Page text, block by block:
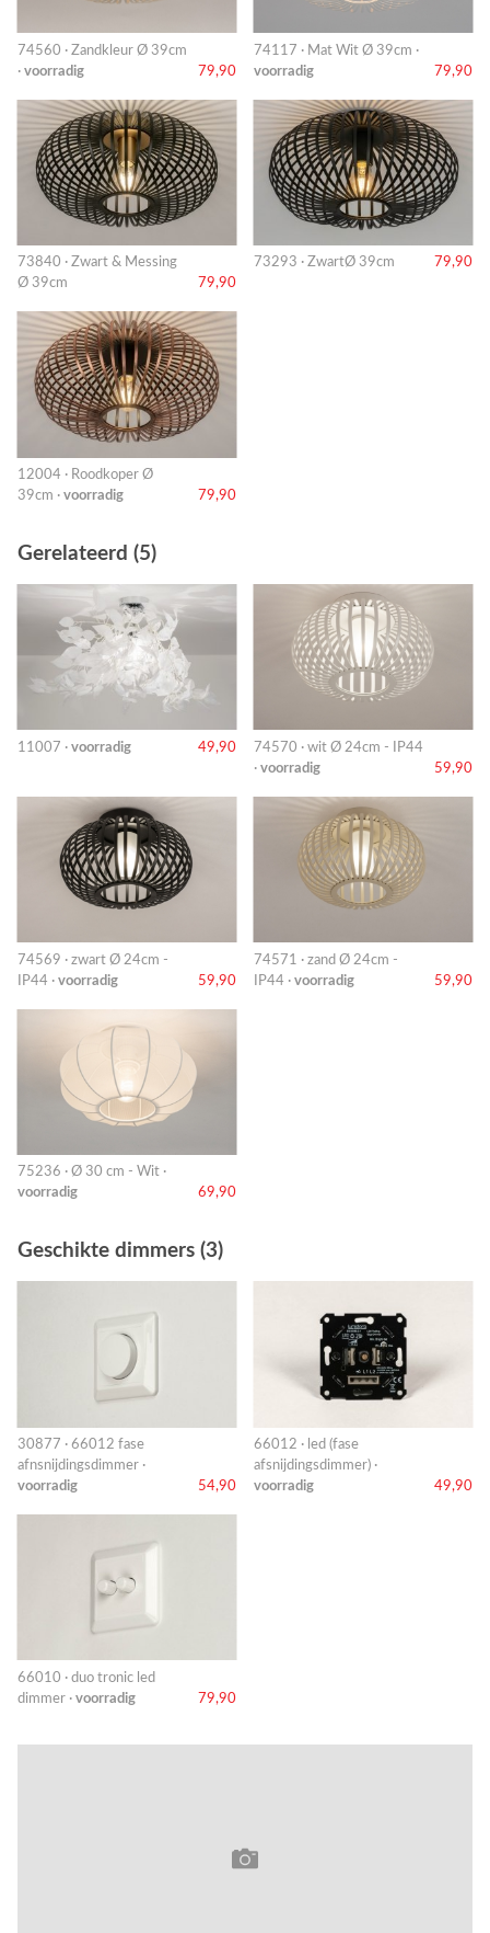
74560 · Zandkleur Ø 39cm
· voorradig 79,90
74117 · Mat Wit Ø 39cm ·
voorradig
79,90
73840 · Zwart & Messing
Ø 39cm
79,90
73293 · ZwartØ 39cm 79,90
12004 · Roodkoper Ø
39cm · voorradig 79,90
Gerelateerd (5)
11007 · voorradig 49,90
74570 · wit Ø 24cm - IP44
· voorradig 59,90
74569 · zwart Ø 24cm -
IP44 · voorradig 59,90
74571 · zand Ø 24cm -
IP44 · voorradig 59,90
75236 · Ø 30 cm - Wit ·
voorradig
69,90
Geschikte dimmers (3)
30877 · 66012 fase
afnsnijdingsdimmer ·
voorradig
54,90
66012 · led (fase
afsnijdingsdimmer) ·
voorradig
49,90
66010 · duo tronic led
dimmer · voorradig 79,90